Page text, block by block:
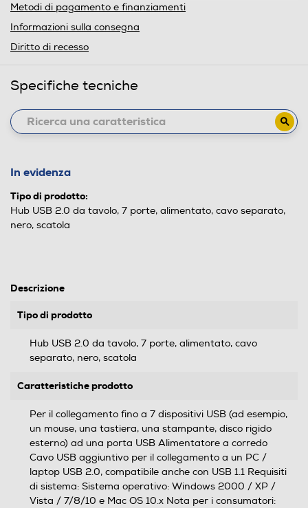
Metodi di pagamento e finanziamenti
Informazioni sulla consegna
Diritto di recesso
Specifiche tecniche
In evidenza
Tipo di prodotto:
Hub USB 2.0 da tavolo, 7 porte, alimentato, cavo separato,
nero, scatola
Descrizione
Tipo di prodotto
Hub USB 2.0 da tavolo, 7 porte, alimentato, cavo
separato, nero, scatola
Caratteristiche prodotto
Per il collegamento fino a 7 dispositivi USB (ad esempio,
un mouse, una tastiera, una stampante, disco rigido
esterno) ad una porta USB Alimentatore a corredo
Cavo USB aggiuntivo per il collegamento a un PC /
laptop USB 2.0, compatibile anche con USB 1.1 Requisiti
di sistema: Sistema operativo: Windows 2000 / XP /
Vista / 7/8/10 e Mac OS 10.x Nota per i consumatori: